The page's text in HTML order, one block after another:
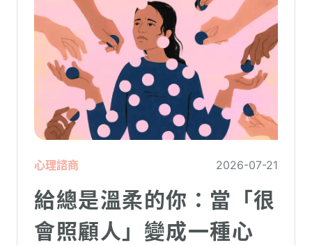
心理諮商 2026-07-21
給總是溫柔的你：當「很
會照顧人」變成一種心